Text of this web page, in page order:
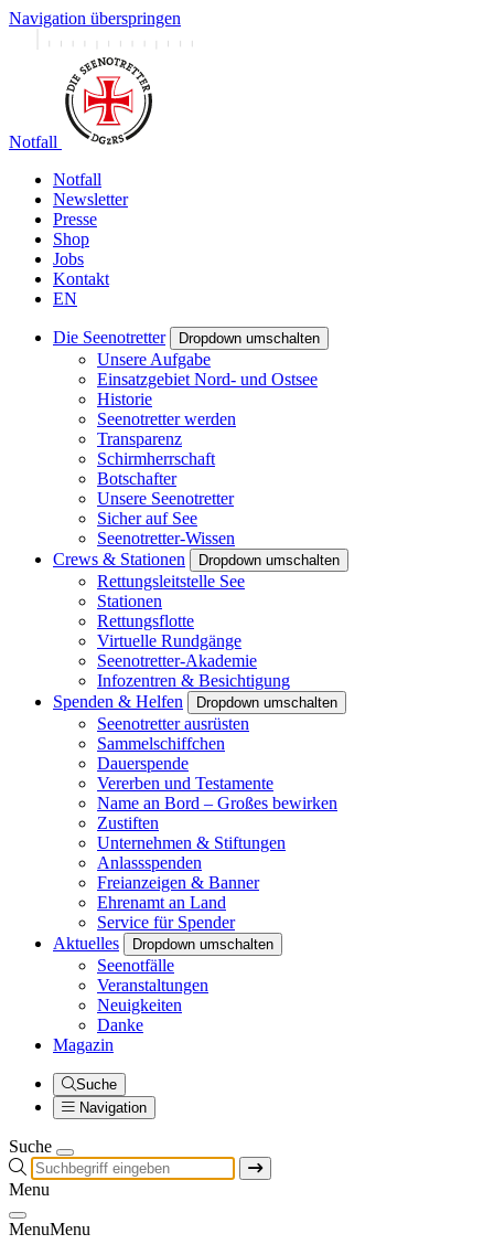
Navigation überspringen
Notfall
Notfall
Newsletter
Presse
Shop
Jobs
Kontakt
EN
Die Seenotretter Dropdown umschalten
Unsere Aufgabe
Einsatzgebiet Nord- und Ostsee
Historie
Seenotretter werden
Transparenz
Schirmherrschaft
Botschafter
Unsere Seenotretter
Sicher auf See
Seenotretter-Wissen
Crews & Stationen
Dropdown umschalten
Rettungsleitstelle See
Stationen
Rettungsflotte
Virtuelle Rundgänge
Seenotretter-Akademie
Infozentren & Besichtigung
Spenden & Helfen
Dropdown umschalten
Seenotretter ausrüsten
Sammelschiffchen
Dauerspende
Vererben und Testamente
Name an Bord – Großes bewirken
Zustiften
Unternehmen & Stiftungen
Anlassspenden
Freianzeigen & Banner
Ehrenamt an Land
Service für Spender
Aktuelles
Dropdown umschalten
Seenotfälle
Veranstaltungen
Neuigkeiten
Danke
Magazin
Suche
Navigation
Suche
Menu
MenuMenu